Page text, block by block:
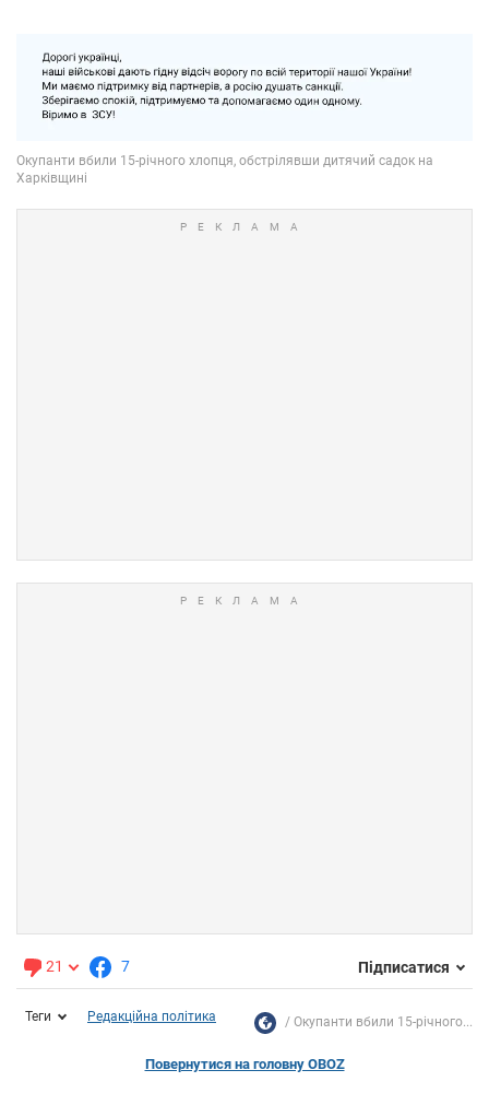
21 7 Підписатися
Теги Редакційна політика Окупанти вбили 15-річного...
Повернутися на головну OBOZ